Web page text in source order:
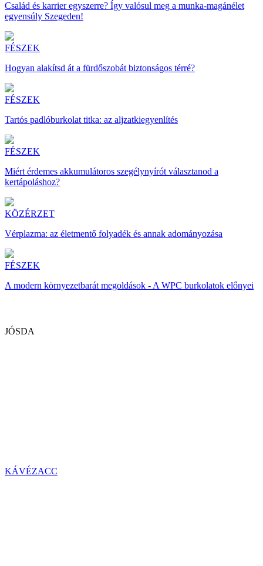
Család és karrier egyszerre? Így valósul meg a munka-magánélet
egyensúly Szegeden!
FÉSZEK
Hogyan alakítsd át a fürdőszobát biztonságos térré?
FÉSZEK
Tartós padlóburkolat titka: az aljzatkiegyenlítés
FÉSZEK
Miért érdemes akkumulátoros szegélynyírót választanod a
kertápoláshoz?
KÖZÉRZET
Vérplazma: az életmentő folyadék és annak adományozása
FÉSZEK
A modern környezetbarát megoldások - A WPC burkolatok előnyei
JÓSDA
KÁVÉZACC